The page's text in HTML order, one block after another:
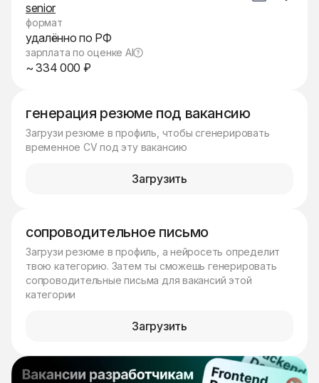
генерация резюме под вакансию
Загрузи резюме в профиль, чтобы сгенерировать
временное CV под эту вакансию
Загрузить
сопроводительное письмо
Загрузи резюме в профиль, а нейросеть определит
твою категорию. Затем ты сможешь генерировать
сопроводительные письма для вакансий этой
категории
Загрузить
senior
формат
удалённо по РФ
зарплата по оценке AI
~ 334 000 ₽